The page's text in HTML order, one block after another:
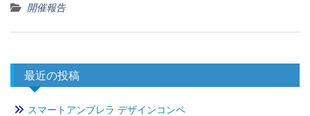
開催報告
最近の投稿
スマートアンブレラ デザインコンペ